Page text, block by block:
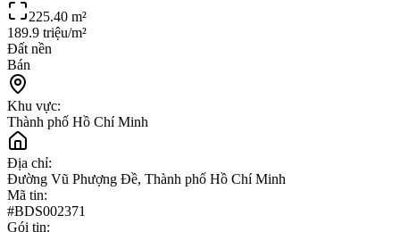
225.40 m²
189.9 triệu/m²
Đất nền
Bán
Khu vực:
Thành phố Hồ Chí Minh
Địa chỉ:
Đường Vũ Phượng Đề, Thành phố Hồ Chí Minh
Mã tin:
#BDS002371
Gói tin: